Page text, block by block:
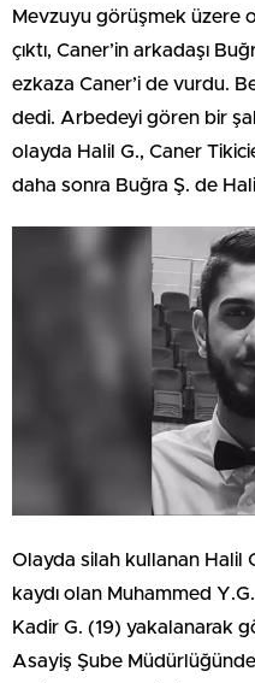
Mevzuyu görüşmek üzere
çıktı, Caner’in arkadaşı
ezkaza Caner’i de vurdu.
dedi. Arbedeyi gören bir
olayda Halil G., Caner
daha sonra Buğra Ş. de
Olayda silah kullanan Halil
kaydı olan Muhammed
Kadir G. (19) yakalanarak
Asayiş Şube